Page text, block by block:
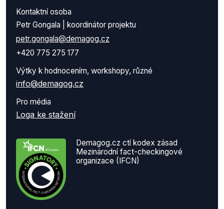
Kontaktní osoba
Petr Gongala | koordinátor projektu
petr.gongala@demagog.cz
+420 775 275 177
Výtky k hodnocením, workshopy, různé
info@demagog.cz
Pro média
Loga ke stažení
Demagog.cz ctí kodex zásad
Mezinárodní fact-checkingové
organizace (IFCN)